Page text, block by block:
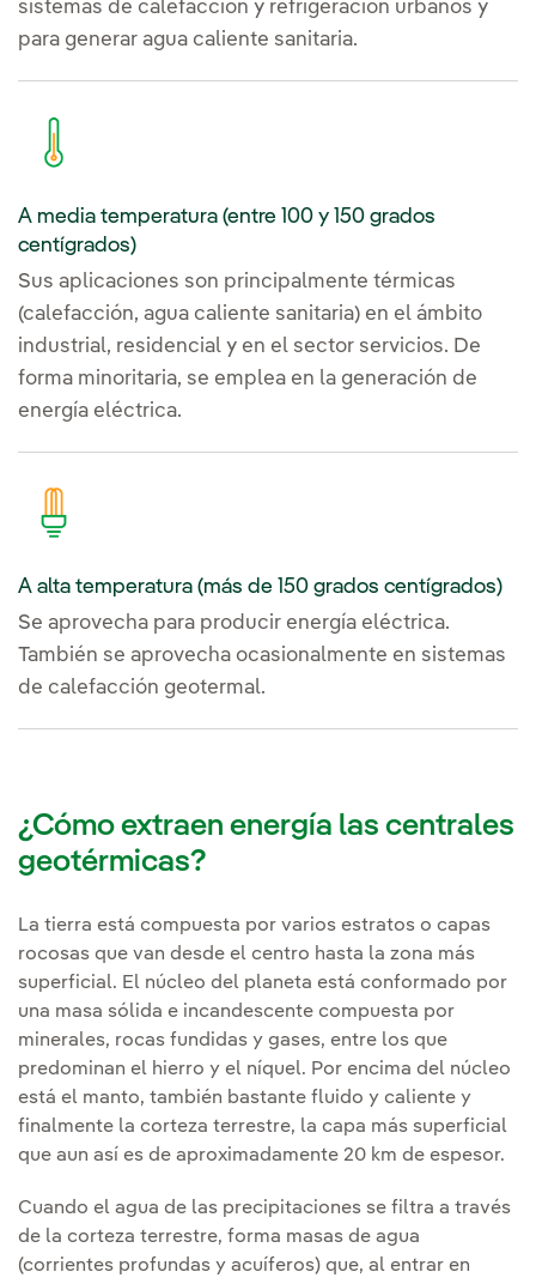
sistemas de calefacción y refrigeración urbanos y
para generar agua caliente sanitaria.
A media temperatura (entre 100 y 150 grados
centígrados)
Sus aplicaciones son principalmente térmicas
(calefacción, agua caliente sanitaria) en el ámbito
industrial, residencial y en el sector servicios. De
forma minoritaria, se emplea en la generación de
energía eléctrica.
A alta temperatura (más de 150 grados centígrados)
Se aprovecha para producir energía eléctrica.
También se aprovecha ocasionalmente en sistemas
de calefacción geotermal.
¿Cómo extraen energía las centrales
geotérmicas?
La tierra está compuesta por varios estratos o capas
rocosas que van desde el centro hasta la zona más
superficial. El núcleo del planeta está conformado por
una masa sólida e incandescente compuesta por
minerales, rocas fundidas y gases, entre los que
predominan el hierro y el níquel. Por encima del núcleo
está el manto, también bastante fluido y caliente y
finalmente la corteza terrestre, la capa más superficial
que aun así es de aproximadamente 20 km de espesor.
Cuando el agua de las precipitaciones se filtra a través
de la corteza terrestre, forma masas de agua
(corrientes profundas y acuíferos) que, al entrar en